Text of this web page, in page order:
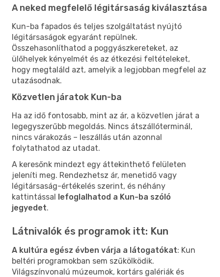
A neked megfelelő légitársaság kiválasztása
Kun-ba fapados és teljes szolgáltatást nyújtó
légitársaságok egyaránt repülnek.
Összehasonlíthatod a poggyászkereteket, az
ülőhelyek kényelmét és az étkezési feltételeket,
hogy megtaláld azt, amelyik a legjobban megfelel az
utazásodnak.
Közvetlen járatok Kun-ba
Ha az idő fontosabb, mint az ár, a közvetlen járat a
legegyszerűbb megoldás. Nincs átszállóterminál,
nincs várakozás – leszállás után azonnal
folytathatod az utadat.
A keresőnk mindezt egy áttekinthető felületen
jeleníti meg. Rendezhetsz ár, menetidő vagy
légitársaság-értékelés szerint, és néhány
kattintással lefoglalhatod a Kun-ba szóló
jegyedet.
Látnivalók és programok itt: Kun
A kultúra egész évben várja a látogatókat: Kun
beltéri programokban sem szűkölködik.
Világszínvonalú múzeumok, kortárs galériák és